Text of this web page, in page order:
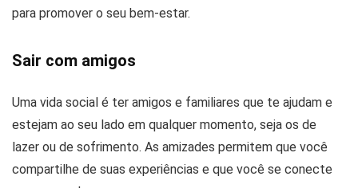
para promover o seu bem-estar.
Sair com amigos
Uma vida social é ter amigos e familiares que te ajudam e
estejam ao seu lado em qualquer momento, seja os de
lazer ou de sofrimento. As amizades permitem que você
compartilhe de suas experiências e que você se conecte